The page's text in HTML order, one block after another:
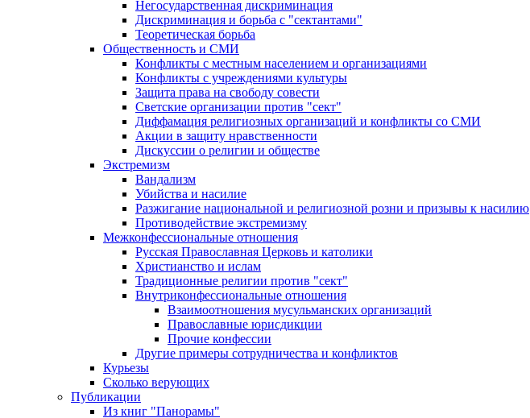
Негосударственная дискриминация
Дискриминация и борьба с "сектантами"
Теоретическая борьба
Общественность и СМИ
Конфликты с местным населением и организациями
Конфликты с учреждениями культуры
Защита права на свободу совести
Светские организации против "сект"
Диффамация религиозных организаций и конфликты со СМИ
Акции в защиту нравственности
Дискуссии о религии и обществе
Экстремизм
Вандализм
Убийства и насилие
Разжигание национальной и религиозной розни и призывы к насилию
Противодействие экстремизму
Межконфессиональные отношения
Русская Православная Церковь и католики
Христианство и ислам
Традиционные религии против "сект"
Внутриконфессиональные отношения
Взаимоотношения мусульманских организаций
Православные юрисдикции
Прочие конфессии
Другие примеры сотрудничества и конфликтов
Курьезы
Сколько верующих
Публикации
Из книг "Панорамы"